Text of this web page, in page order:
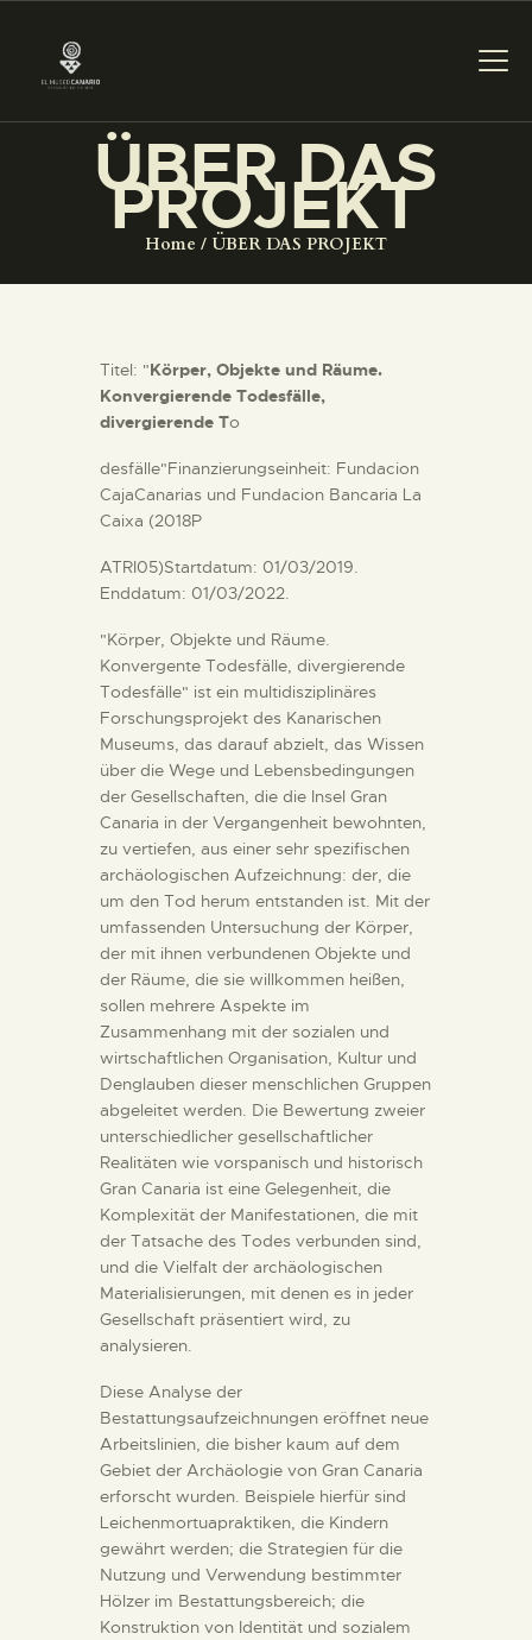
ÜBER DAS
PROJEKT
Home ÜBER DAS PROJEKT
DAS MUSEUM
DEUTSCH
DAS MUSEUM
DIENSTLEISTUNGEN
DEUTSCH
Titel: "Körper, Objekte und Räume.
Konvergierende Todesfälle,
divergierende To
desfälle"Finanzierungseinheit: Fundacion
CajaCanarias und Fundacion Bancaria La
Caixa (2018P
ATRI05)Startdatum: 01/03/2019.
Enddatum: 01/03/2022.
"Körper, Objekte und Räume.
Konvergente Todesfälle, divergierende
Todesfälle" ist ein multidisziplinäres
Forschungsprojekt des Kanarischen
Museums, das darauf abzielt, das Wissen
über die Wege und Lebensbedingungen
der Gesellschaften, die die Insel Gran
Canaria in der Vergangenheit bewohnten,
zu vertiefen, aus einer sehr spezifischen
archäologischen Aufzeichnung: der, die
um den Tod herum entstanden ist. Mit der
umfassenden Untersuchung der Körper,
der mit ihnen verbundenen Objekte und
der Räume, die sie willkommen heißen,
sollen mehrere Aspekte im
Zusammenhang mit der sozialen und
wirtschaftlichen Organisation, Kultur und
Denglauben dieser menschlichen Gruppen
abgeleitet werden. Die Bewertung zweier
unterschiedlicher gesellschaftlicher
Realitäten wie vorspanisch und historisch
Gran Canaria ist eine Gelegenheit, die
Komplexität der Manifestationen, die mit
der Tatsache des Todes verbunden sind,
und die Vielfalt der archäologischen
Materialisierungen, mit denen es in jeder
Gesellschaft präsentiert wird, zu
analysieren.
Diese Analyse der
Bestattungsaufzeichnungen eröffnet neue
Arbeitslinien, die bisher kaum auf dem
Gebiet der Archäologie von Gran Canaria
erforscht wurden. Beispiele hierfür sind
Leichenmortuapraktiken, die Kindern
gewährt werden; die Strategien für die
Nutzung und Verwendung bestimmter
Hölzer im Bestattungsbereich; die
Konstruktion von Identität und sozialem